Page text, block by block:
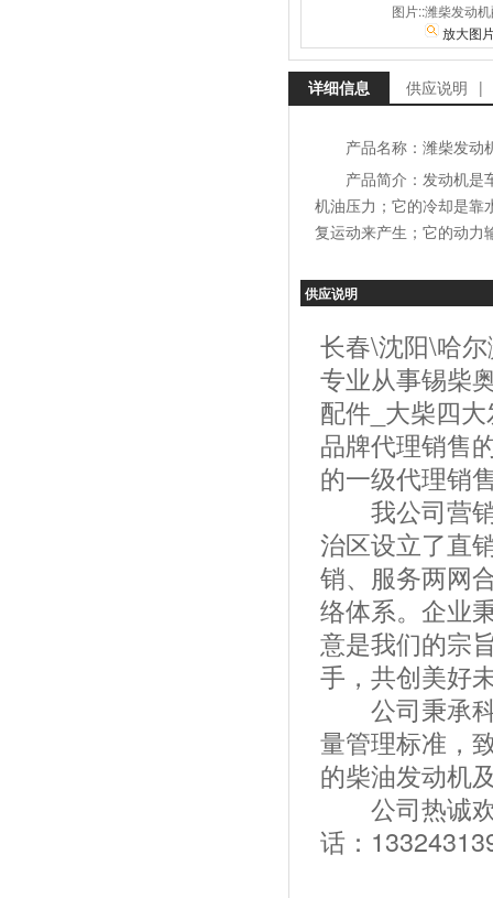
图片::潍柴发动
放大图
详细信息 供应说明 |
产品名称：潍柴发动
产品简介：发动机是
机油压力；它的冷却是靠
复运动来产生；它的动力
供应说明
长春\沈阳\哈
专业从事锡柴
配件_大柴四
品牌代理销售
的一级代理销
我公司营销
治区设立了直
销、服务两网
络体系。企业
意是我们的宗
手，共创美好
公司秉承科
量管理标准，
的柴油发动机
公司热诚欢
话：